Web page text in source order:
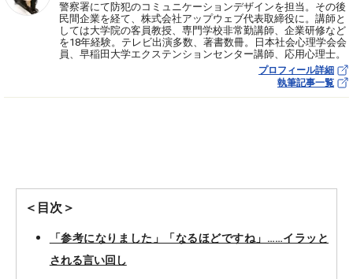
警察署にて防犯のコミュニケーションデザインを担当。その後
民間企業を経て、株式会社アップウェブ代表取締役に。講師と
しては大学院の客員教授、専門学校非常勤講師、企業研修など
を18年経験。テレビ出演多数、著書数冊。日本社会心理学会会
員、早稲田大学エクステンションセンター講師、応用心理士。
プロフィール詳細
執筆記事一覧
＜目次＞
「参考になりました」「なるほどですね」……イラッと
される言い回し